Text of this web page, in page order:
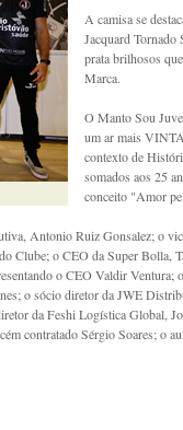
A camisa se
Jacquard
prata brilhosos
Marca.
O Manto Sou
um ar mais
contexto de
somados aos 25
conceito "Amor
Antonio Ruiz Gonsalez; o
Clube; o CEO da Super Bolla,
o CEO Valdir Ventura;
o sócio diretor da JWE
da Feshi Logística Global,
contratado Sérgio Soares; o